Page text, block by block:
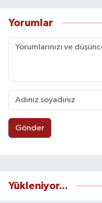
Yorumlar
Gönder
Yükleniyor...